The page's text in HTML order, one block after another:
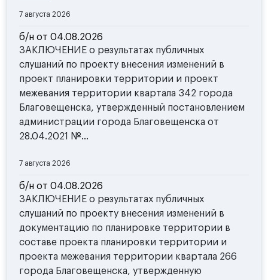
7 августа 2026
б/н от 04.08.2026
ЗАКЛЮЧЕНИЕ о результатах публичных
слушаний по проекту внесения изменений в
проект планировки территории и проект
межевания территории квартала 342 города
Благовещенска, утвержденный постановлением
администрации города Благовещенска от
28.04.2021 №...
7 августа 2026
б/н от 04.08.2026
ЗАКЛЮЧЕНИЕ о результатах публичных
слушаний по проекту внесения изменений в
документацию по планировке территории в
составе проекта планировки территории и
проекта межевания территории квартала 266
города Благовещенска, утвержденную